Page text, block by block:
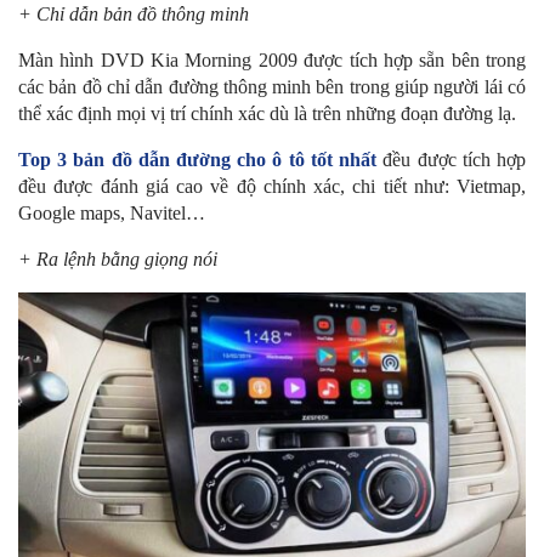
+ Chỉ dẫn bản đồ thông minh
Màn hình DVD Kia Morning 2009 được tích hợp sẵn bên trong
các bản đồ chỉ dẫn đường thông minh bên trong giúp người lái có
thể xác định mọi vị trí chính xác dù là trên những đoạn đường lạ.
Top 3 bản đồ dẫn đường cho ô tô tốt nhất đều được tích hợp
đều được đánh giá cao về độ chính xác, chi tiết như: Vietmap,
Google maps, Navitel…
+ Ra lệnh bằng giọng nói